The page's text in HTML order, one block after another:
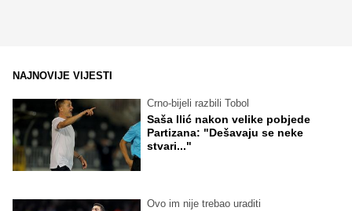
NAJNOVIJE VIJESTI
Crno-bijeli razbili Tobol
Saša Ilić nakon velike pobjede
Partizana: "Dešavaju se neke
stvari..."
Ovo im nije trebao uraditi